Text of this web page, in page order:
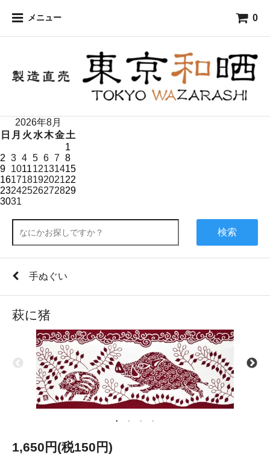
メニュー 0
2026年8月
日 月 火 水木金土
1
2 3 4 5 6 7 8
9 101112131415
16171819202122
23242526272829
3031
検索
手ぬぐい
萩に猪
1,650円(税150円)